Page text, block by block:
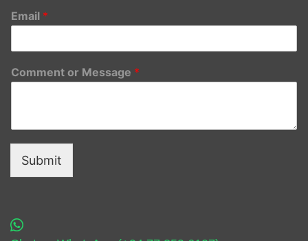
Email *
Comment or Message *
Submit